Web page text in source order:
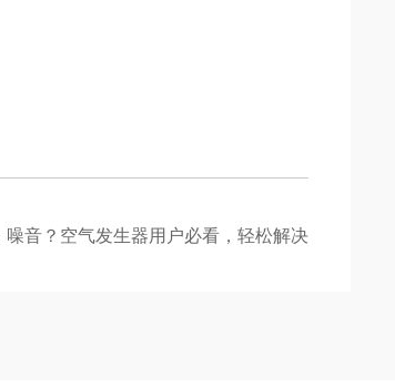
噪音？空气发生器用户必看，轻松解决